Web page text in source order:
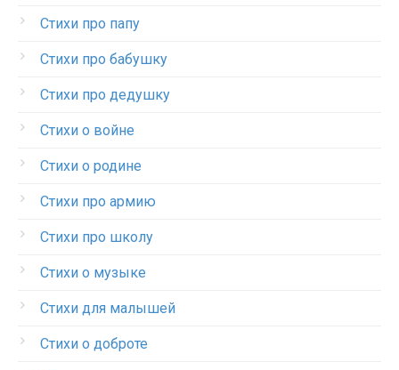
Стихи про папу
Стихи про бабушку
Стихи про дедушку
Стихи о войне
Стихи о родине
Стихи про армию
Стихи про школу
Стихи о музыке
Стихи для малышей
Стихи о доброте